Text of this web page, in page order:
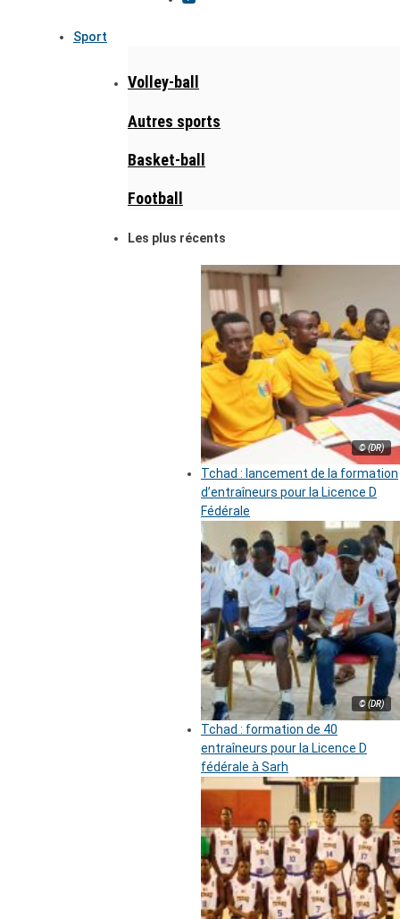
Sport
Volley-ball
Autres sports
Basket-ball
Football
Les plus récents
© (DR)
Tchad : lancement de la formation
d’entraîneurs pour la Licence D
Fédérale
© (DR)
Tchad : formation de 40
entraîneurs pour la Licence D
fédérale à Sarh